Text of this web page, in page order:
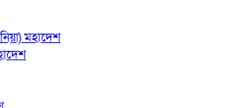
মহাদেশ